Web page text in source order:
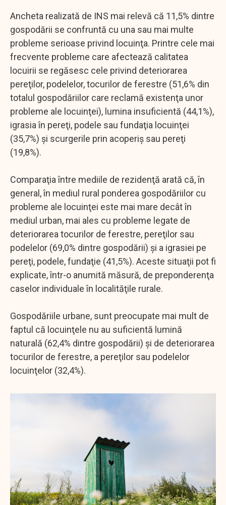
Ancheta realizată de INS mai relevă că 11,5% dintre
gospodării se confruntă cu una sau mai multe
probleme serioase privind locuinţa. Printre cele mai
frecvente probleme care afectează calitatea
locuirii se regăsesc cele privind deteriorarea
pereţilor, podelelor, tocurilor de ferestre (51,6% din
totalul gospodăriilor care reclamă existenţa unor
probleme ale locuinţei), lumina insuficientă (44,1%),
igrasia în pereţi, podele sau fundaţia locuinţei
(35,7%) şi scurgerile prin acoperiş sau pereţi
(19,8%).
Comparaţia între mediile de rezidenţă arată că, în
general, în mediul rural ponderea gospodăriilor cu
probleme ale locuinţei este mai mare decât în
mediul urban, mai ales cu probleme legate de
deteriorarea tocurilor de ferestre, pereţilor sau
podelelor (69,0% dintre gospodării) şi a igrasiei pe
pereţi, podele, fundaţie (41,5%). Aceste situaţii pot fi
explicate, într-o anumită măsură, de preponderenţa
caselor individuale în localităţile rurale.
Gospodăriile urbane, sunt preocupate mai mult de
faptul că locuinţele nu au suficientă lumină
naturală (62,4% dintre gospodării) şi de deteriorarea
tocurilor de ferestre, a pereţilor sau podelelor
locuinţelor (32,4%).